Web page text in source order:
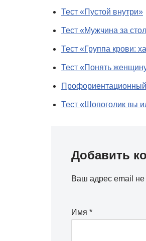
Тест «Пустой внутри»
Тест «Мужчина за
Тест «Группа крови:
Тест «Понять
Профориентационный
Тест «Шопоголик вы
Добавить
Ваш адрес email не
Имя *